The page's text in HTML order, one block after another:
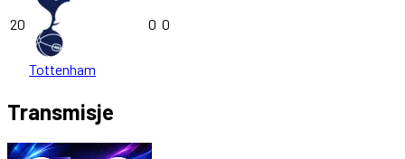
20
Tottenham
0 0
Transmisje